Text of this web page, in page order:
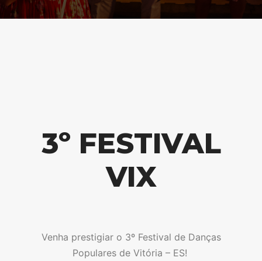
3º FESTIVAL
VIX
Venha prestigiar o 3º Festival de Danças
Populares de Vitória – ES!